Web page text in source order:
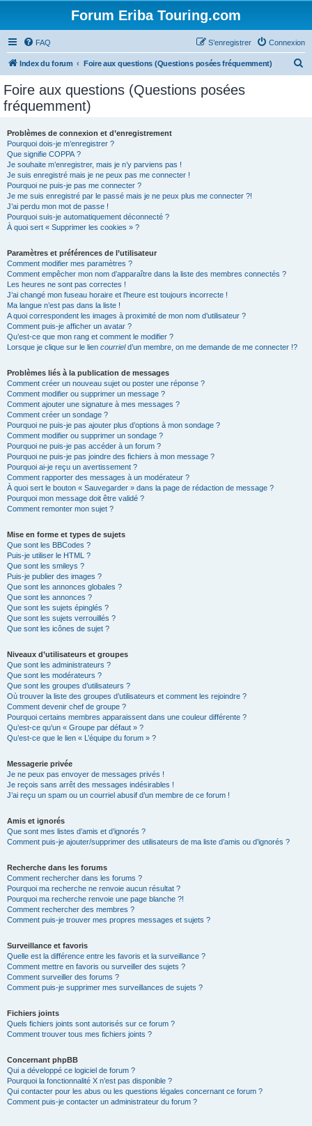
Forum Eriba Touring.com
FAQ Connexion
S’enregistrer
Index du forum Foire aux questions (Questions posées fréquemment)
Foire aux questions (Questions posées
fréquemment)
Problèmes de connexion et d’enregistrement
Pourquoi dois-je m’enregistrer ?
Que signifie COPPA ?
Je souhaite m’enregistrer, mais je n’y parviens pas !
Je suis enregistré mais je ne peux pas me connecter !
Pourquoi ne puis-je pas me connecter ?
Je me suis enregistré par le passé mais je ne peux plus me connecter ?!
J’ai perdu mon mot de passe !
Pourquoi suis-je automatiquement déconnecté ?
À quoi sert « Supprimer les cookies » ?
Paramètres et préférences de l’utilisateur
Comment modifier mes paramètres ?
Comment empêcher mon nom d’apparaître dans la liste des membres connectés ?
Les heures ne sont pas correctes !
J’ai changé mon fuseau horaire et l’heure est toujours incorrecte !
Ma langue n’est pas dans la liste !
A quoi correspondent les images à proximité de mon nom d’utilisateur ?
Comment puis-je afficher un avatar ?
Qu’est-ce que mon rang et comment le modifier ?
Lorsque je clique sur le lien courrield’un membre, on me demande de me connecter !?
Problèmes liés à la publication de messages
Comment créer un nouveau sujet ou poster une réponse ?
Comment modifier ou supprimer un message ?
Comment ajouter une signature à mes messages ?
Comment créer un sondage ?
Pourquoi ne puis-je pas ajouter plus d’options à mon sondage ?
Comment modifier ou supprimer un sondage ?
Pourquoi ne puis-je pas accéder à un forum ?
Pourquoi ne puis-je pas joindre des fichiers à mon message ?
Pourquoi ai-je reçu un avertissement ?
Comment rapporter des messages à un modérateur ?
À quoi sert le bouton « Sauvegarder » dans la page de rédaction de message ?
Pourquoi mon message doit être validé ?
Comment remonter mon sujet ?
Mise en forme et types de sujets
Que sont les BBCodes ?
Puis-je utiliser le HTML ?
Que sont les smileys ?
Puis-je publier des images ?
Que sont les annonces globales ?
Que sont les annonces ?
Que sont les sujets épinglés ?
Que sont les sujets verrouillés ?
Que sont les icônes de sujet ?
Niveaux d’utilisateurs et groupes
Que sont les administrateurs ?
Que sont les modérateurs ?
Que sont les groupes d’utilisateurs ?
Où trouver la liste des groupes d’utilisateurs et comment les rejoindre ?
Comment devenir chef de groupe ?
Pourquoi certains membres apparaissent dans une couleur différente ?
Qu’est-ce qu’un « Groupe par défaut » ?
Qu’est-ce que le lien « L’équipe du forum » ?
Messagerie privée
Je ne peux pas envoyer de messages privés !
Je reçois sans arrêt des messages indésirables !
J’ai reçu un spam ou un courriel abusif d’un membre de ce forum !
Amis et ignorés
Que sont mes listes d’amis et d’ignorés ?
Comment puis-je ajouter/supprimer des utilisateurs de ma liste d’amis ou d’ignorés ?
Recherche dans les forums
Comment rechercher dans les forums ?
Pourquoi ma recherche ne renvoie aucun résultat ?
Pourquoi ma recherche renvoie une page blanche ?!
Comment rechercher des membres ?
Comment puis-je trouver mes propres messages et sujets ?
Surveillance et favoris
Quelle est la différence entre les favoris et la surveillance ?
Comment mettre en favoris ou surveiller des sujets ?
Comment surveiller des forums ?
Comment puis-je supprimer mes surveillances de sujets ?
Fichiers joints
Quels fichiers joints sont autorisés sur ce forum ?
Comment trouver tous mes fichiers joints ?
Concernant phpBB
Qui a développé ce logiciel de forum ?
Pourquoi la fonctionnalité X n’est pas disponible ?
Qui contacter pour les abus ou les questions légales concernant ce forum ?
Comment puis-je contacter un administrateur du forum ?